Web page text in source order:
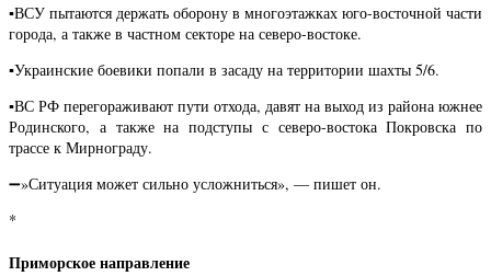
▪️ВСУ пытаются держать оборону в многоэтажках юго-восточной части
города, а также в частном секторе на северо-востоке.
▪️Украинские боевики попали в засаду на территории шахты 5/6.
▪️ВС РФ перегораживают пути отхода, давят на выход из района южнее
Родинского, а также на подступы с северо-востока Покровска по
трассе к Мирнограду.
➖»Ситуация может сильно усложниться», — пишет он.
*
Приморское направление